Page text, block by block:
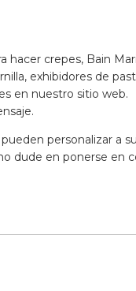
hacer crepes, Bain
exhibidores de
en nuestro sitio web.
personalizar a
dude en ponerse en